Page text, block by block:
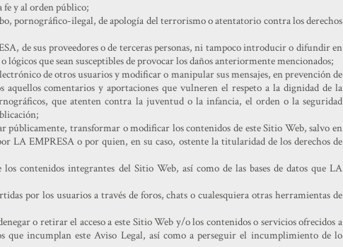
y al orden público;
pornográfico-ilegal, de apología del terrorismo o atentatorio contra los derechos
de sus proveedores o de terceras personas, ni tampoco introducir o difundir en
que sean susceptibles de provocar los daños anteriormente mencionados;
de otros usuarios y modificar o manipular sus mensajes, en prevención de
comentarios y aportaciones que vulneren el respeto a la dignidad de la
que atenten contra la juventud o la infancia, el orden o la seguridad
transformar o modificar los contenidos de este Sitio Web, salvo en
LA EMPRESA o por quien, en su caso, ostente la titularidad de los derechos de
contenidos integrantes del Sitio Web, así como de las bases de datos que LA
por los usuarios a través de foros, chats o cualesquiera otras herramientas de
o retirar el acceso a este Sitio Web y/o los contenidos o servicios ofrecidos a
que incumplan este Aviso Legal, así como a perseguir el incumplimiento de lo